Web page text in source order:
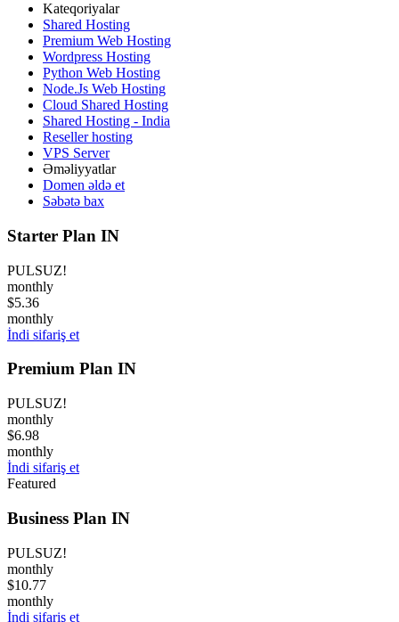
Kateqoriyalar
Shared Hosting
Premium Web Hosting
Wordpress Hosting
Python Web Hosting
Node.Js Web Hosting
Cloud Shared Hosting
Shared Hosting - India
Reseller hosting
VPS Server
Əməliyyatlar
Domen əldə et
Səbətə bax
Starter Plan IN
PULSUZ!
monthly
$5.36
monthly
İndi sifariş et
Premium Plan IN
PULSUZ!
monthly
$6.98
monthly
İndi sifariş et
Featured
Business Plan IN
PULSUZ!
monthly
$10.77
monthly
İndi sifariş et